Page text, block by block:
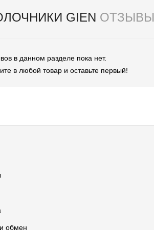
GIEN ОТЗЫВЫ
в данном разделе пока нет.
в любой товар и оставьте первый!
обмен